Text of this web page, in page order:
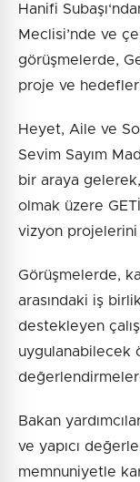
Hanifi
Meclisi’nde ve
görüşmelerde,
proje ve
Heyet, Aile ve
Sevim Sayım
bir araya
olmak üzere
vizyon projelerini
Görüşmelerde,
arasındaki iş
destekleyen
uygulanabilecek
Bakan
ve yapıcı
memnuniyetle